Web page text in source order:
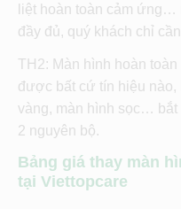
liệt hoàn toàn cảm ứng…
đầy đủ, quý khách chỉ
TH2: Màn hình hoàn
được bất cứ tín hiệu nào,
vàng, màn hình sọc… bắt
2 nguyên bộ.
Bảng giá thay màn
tại Viettopcare